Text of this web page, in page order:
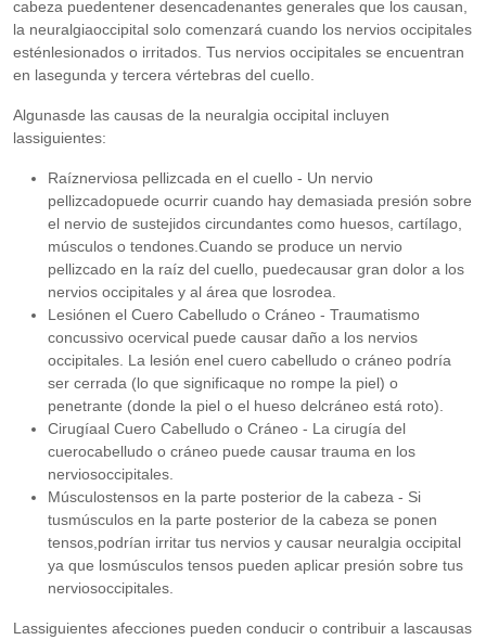
cabeza puedentener desencadenantes generales que los causan,
la neuralgiaoccipital solo comenzará cuando los nervios occipitales
esténlesionados o irritados. Tus nervios occipitales se encuentran
en lasegunda y tercera vértebras del cuello.
Algunasde las causas de la neuralgia occipital incluyen
lassiguientes:
Raíznerviosa pellizcada en el cuello - Un nervio
pellizcadopuede ocurrir cuando hay demasiada presión sobre
el nervio de sustejidos circundantes como huesos, cartílago,
músculos o tendones.Cuando se produce un nervio
pellizcado en la raíz del cuello, puedecausar gran dolor a los
nervios occipitales y al área que losrodea.
Lesiónen el Cuero Cabelludo o Cráneo - Traumatismo
concussivo ocervical puede causar daño a los nervios
occipitales. La lesión enel cuero cabelludo o cráneo podría
ser cerrada (lo que significaque no rompe la piel) o
penetrante (donde la piel o el hueso delcráneo está roto).
Cirugíaal Cuero Cabelludo o Cráneo - La cirugía del
cuerocabelludo o cráneo puede causar trauma en los
nerviosoccipitales.
Músculostensos en la parte posterior de la cabeza - Si
tusmúsculos en la parte posterior de la cabeza se ponen
tensos,podrían irritar tus nervios y causar neuralgia occipital
ya que losmúsculos tensos pueden aplicar presión sobre tus
nerviosoccipitales.
Lassiguientes afecciones pueden conducir o contribuir a lascausas